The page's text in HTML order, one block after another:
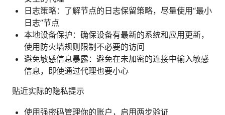
日志策略：了解节点的日志保留策略，尽量使用“最小
日志”节点
本地设备保护：确保设备有最新的系统和应用更新，
使用防火墙规则限制不必要的访问
避免敏感信息暴露：避免在未加密的连接中输入敏感
信息，即使通过代理也要小心
贴近实际的隐私提示
使用强密码管理你的账户，启用两步验证